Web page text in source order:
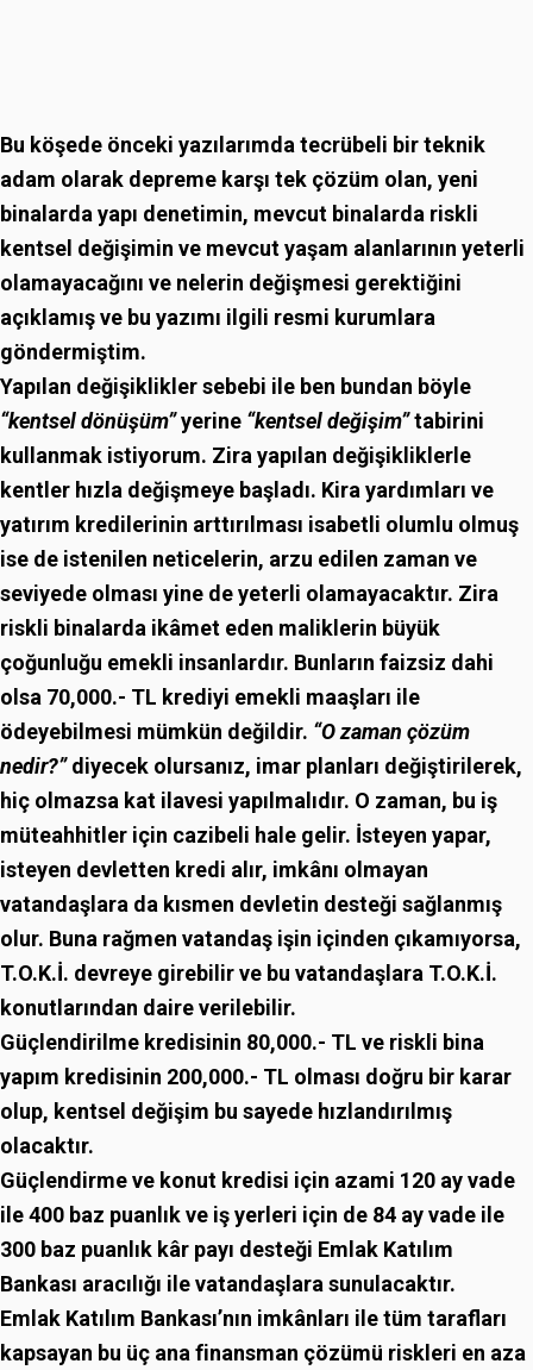
Bu köşede önceki yazılarımda tecrübeli bir teknik
adam olarak depreme karşı tek çözüm olan, yeni
binalarda yapı denetimin, mevcut binalarda riskli
kentsel değişimin ve mevcut yaşam alanlarının yeterli
olamayacağını ve nelerin değişmesi gerektiğini
açıklamış ve bu yazımı ilgili resmi kurumlara
göndermiştim.
Yapılan değişiklikler sebebi ile ben bundan böyle
“kentsel dönüşüm”yerine “kentsel değişim”tabirini
kullanmak istiyorum. Zira yapılan değişikliklerle
kentler hızla değişmeye başladı. Kira yardımları ve
yatırım kredilerinin arttırılması isabetli olumlu olmuş
ise de istenilen neticelerin, arzu edilen zaman ve
seviyede olması yine de yeterli olamayacaktır. Zira
riskli binalarda ikâmet eden maliklerin büyük
çoğunluğu emekli insanlardır. Bunların faizsiz dahi
olsa 70,000.- TL krediyi emekli maaşları ile
ödeyebilmesi mümkün değildir. “O zaman çözüm
nedir?”diyecek olursanız, imar planları değiştirilerek,
hiç olmazsa kat ilavesi yapılmalıdır. O zaman, bu iş
müteahhitler için cazibeli hale gelir. İsteyen yapar,
isteyen devletten kredi alır, imkânı olmayan
vatandaşlara da kısmen devletin desteği sağlanmış
olur. Buna rağmen vatandaş işin içinden çıkamıyorsa,
T.O.K.İ. devreye girebilir ve bu vatandaşlara T.O.K.İ.
konutlarından daire verilebilir.
Güçlendirilme kredisinin 80,000.- TL ve riskli bina
yapım kredisinin 200,000.- TL olması doğru bir karar
olup, kentsel değişim bu sayede hızlandırılmış
olacaktır.
Güçlendirme ve konut kredisi için azami 120 ay vade
ile 400 baz puanlık ve iş yerleri için de 84 ay vade ile
300 baz puanlık kâr payı desteği Emlak Katılım
Bankası aracılığı ile vatandaşlara sunulacaktır.
Emlak Katılım Bankası’nın imkânları ile tüm tarafları
kapsayan bu üç ana finansman çözümü riskleri en aza